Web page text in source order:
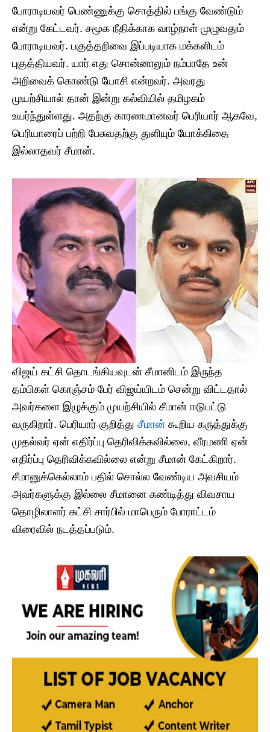
போராடியவர் பெண்ணுக்கு சொத்தில் பங்கு வேண்டும்
என்று கேட்டவர். சமூக நீதிக்காக வாழ்நாள் முழுவதும்
போராடியவர். பகுத்தறிவை இப்படியாக மக்களிடம்
புகுத்தியவர். யார் எது சொன்னாலும் நம்பாதே உன்
அறிவைக் கொண்டு யோசி என்றவர். அவரது
முயற்சியால் தான் இன்று கல்வியில் தமிழகம்
உயர்ந்துள்ளது. அதற்கு காரணமானவர் பெரியார் ஆகவே,
பெரியாரைப் பற்றி பேசுவதற்கு துளியும் யோக்கிதை
இல்லாதவர் சீமான்.
விஜய் கட்சி தொடங்கியவுடன் சீமானிடம் இருந்த
தம்பிகள் கொஞ்சம் பேர் விஜய்யிடம் சென்று விட்டதால்
அவர்களை இழுக்கும் முயற்சியில் சீமான் ஈடுபட்டு
வருகிறார். பெரியார் குறித்து சீமான் கூறிய கருத்துக்கு
முதல்வர் ஏன் எதிர்ப்பு தெரிவிக்கவில்லை, வீரமணி ஏன்
எதிர்ப்பு தெரிவிக்கவில்லை என்று சீமான் கேட்கிறார்.
சீமானுக்கெல்லாம் பதில் சொல்ல வேண்டிய அவசியம்
அவர்களுக்கு இல்லை சீமானை கண்டித்து விவசாய
தொழிலாளர் கட்சி சார்பில் மாபெரும் போராட்டம்
விரைவில் நடத்தப்படும்.